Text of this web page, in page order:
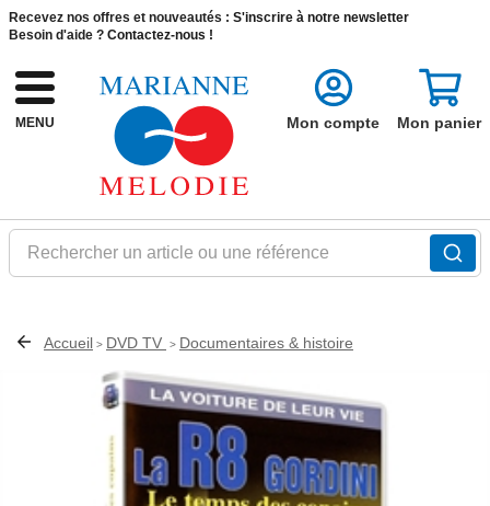
Recevez nos offres et nouveautés : S'inscrire à notre newsletter
Besoin d'aide ? Contactez-nous !
MENU
Rechercher un article ou une référence
Mon compte Mon panier
Accueil > DVD TV > Documentaires & histoire